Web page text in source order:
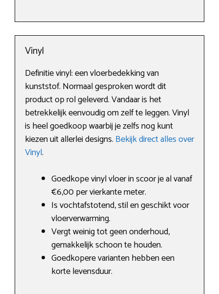
Vinyl
Definitie vinyl: een vloerbedekking van
kunststof. Normaal gesproken wordt dit
product op rol geleverd. Vandaar is het
betrekkelijk eenvoudig om zelf te leggen. Vinyl
is heel goedkoop waarbij je zelfs nog kunt
kiezen uit allerlei designs. Bekijk direct alles over
Vinyl.
Goedkope vinyl vloer in scoor je al vanaf
€6,00 per vierkante meter.
Is vochtafstotend, stil en geschikt voor
vloerverwarming.
Vergt weinig tot geen onderhoud,
gemakkelijk schoon te houden.
Goedkopere varianten hebben een
korte levensduur.